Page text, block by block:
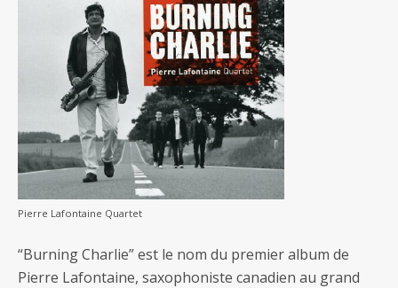
Pierre Lafontaine Quartet
“Burning Charlie” est le nom du premier album de
Pierre Lafontaine, saxophoniste canadien au grand